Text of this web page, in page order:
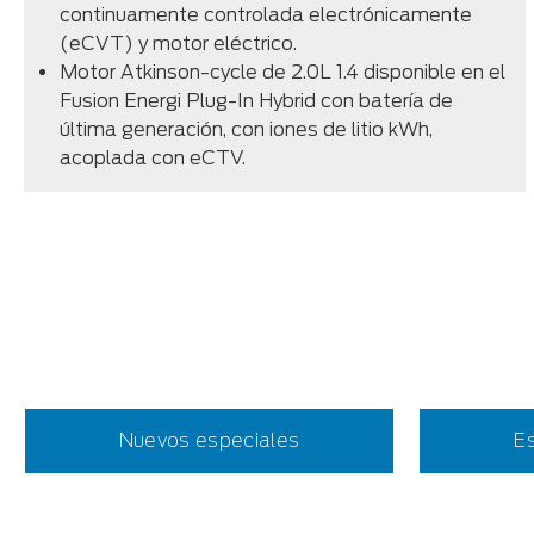
continuamente controlada electrónicamente
(eCVT) y motor eléctrico.
Motor Atkinson-cycle de 2.0L 1.4 disponible en el
Fusion Energi Plug-In Hybrid con batería de
última generación, con iones de litio kWh,
acoplada con eCTV.
Nuevos especiales